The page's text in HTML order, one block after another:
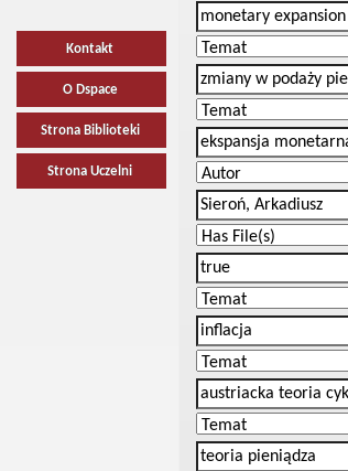
Kontakt
O Dspace
Strona Biblioteki
Strona Uczelni